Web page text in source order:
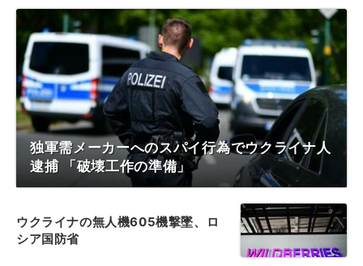
独軍需メーカーへのスパイ行為でウクライナ人
逮捕 「破壊工作の準備」
ウクライナの無人機605機撃墜、ロ
シア国防省